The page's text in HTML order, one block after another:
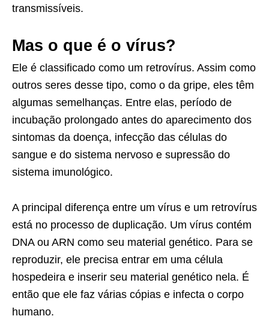
transmissíveis.
Mas o que é o vírus?
Ele é classificado como um retrovírus. Assim como
outros seres desse tipo, como o da gripe, eles têm
algumas semelhanças. Entre elas, período de
incubação prolongado antes do aparecimento dos
sintomas da doença, infecção das células do
sangue e do sistema nervoso e supressão do
sistema imunológico.
A principal diferença entre um vírus e um retrovírus
está no processo de duplicação. Um vírus contém
DNA ou ARN como seu material genético. Para se
reproduzir, ele precisa entrar em uma célula
hospedeira e inserir seu material genético nela. É
então que ele faz várias cópias e infecta o corpo
humano.